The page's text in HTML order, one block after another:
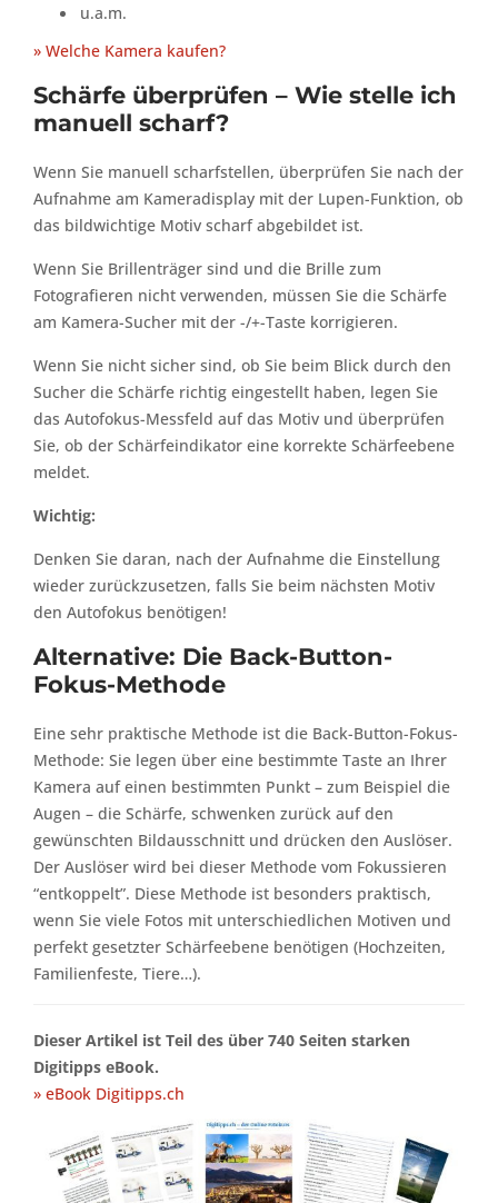
u.a.m.
» Welche Kamera kaufen?
Schärfe überprüfen – Wie stelle ich
manuell scharf?
Wenn Sie manuell scharfstellen, überprüfen Sie nach der
Aufnahme am Kameradisplay mit der Lupen-Funktion, ob
das bildwichtige Motiv scharf abgebildet ist.
Wenn Sie Brillenträger sind und die Brille zum
Fotografieren nicht verwenden, müssen Sie die Schärfe
am Kamera-Sucher mit der -/+-Taste korrigieren.
Wenn Sie nicht sicher sind, ob Sie beim Blick durch den
Sucher die Schärfe richtig eingestellt haben, legen Sie
das Autofokus-Messfeld auf das Motiv und überprüfen
Sie, ob der Schärfeindikator eine korrekte Schärfeebene
meldet.
Wichtig:
Denken Sie daran, nach der Aufnahme die Einstellung
wieder zurückzusetzen, falls Sie beim nächsten Motiv
den Autofokus benötigen!
Alternative: Die Back-Button-
Fokus-Methode
Eine sehr praktische Methode ist die Back-Button-Fokus-
Methode: Sie legen über eine bestimmte Taste an Ihrer
Kamera auf einen bestimmten Punkt – zum Beispiel die
Augen – die Schärfe, schwenken zurück auf den
gewünschten Bildausschnitt und drücken den Auslöser.
Der Auslöser wird bei dieser Methode vom Fokussieren
“entkoppelt”. Diese Methode ist besonders praktisch,
wenn Sie viele Fotos mit unterschiedlichen Motiven und
perfekt gesetzter Schärfeebene benötigen (Hochzeiten,
Familienfeste, Tiere…).
Dieser Artikel ist Teil des über 740 Seiten starken
Digitipps eBook.
» eBook Digitipps.ch